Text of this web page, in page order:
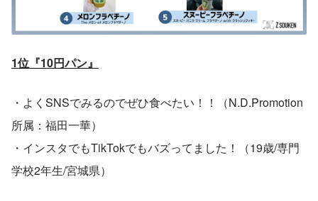
1位『10円パン』
・よくSNSでみるのでぜひ食べたい！！（N.D.Promotion
所属：福田一華）
・インスタでもTikTokでもバズってました！（19歳/専門
学校2年生/宮城県）